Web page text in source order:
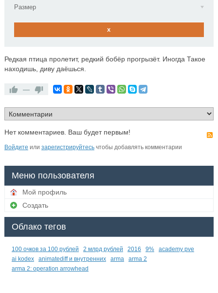
Размер
x
Редкая птица пролетит, редкий бобёр прогрызёт. Иногда Такое
находишь, диву даёшься.
—
Нет комментариев. Ваш будет первым!
Войдите или зарегистрируйтесьчтобы добавлять комментарии
Меню пользователя
Мой профиль
Создать
Облако тегов
100 очков за 100 рублей 2 млрд рублей 2016 9%
academy pve
ai kodex
animatediff и внутренних arma
arma 2
arma 2: operation arrowhead